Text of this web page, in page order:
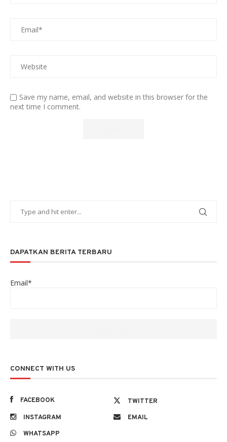
Save my name, email, and website in this browser for the
next time I comment.
DAPATKAN BERITA TERBARU
Email*
CONNECT WITH US
FACEBOOK
TWITTER
INSTAGRAM
EMAIL
WHATSAPP